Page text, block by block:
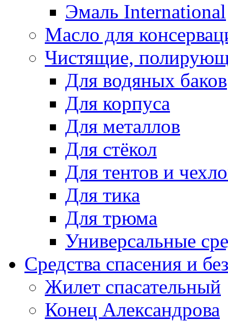
Эмаль International
Масло для
Чистящие,
Для водяных баков
Для корпуса
Для металлов
Для стёкол
Для тентов и
Для тика
Для трюма
Универсальные
Средства спасения и
Жилет спасательный
Конец Александрова